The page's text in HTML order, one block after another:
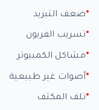
ضعف التبريد
تسريب الفريون
مشاكل الكمبيوتر
أصوات غير طبيعية
تلف المكثف